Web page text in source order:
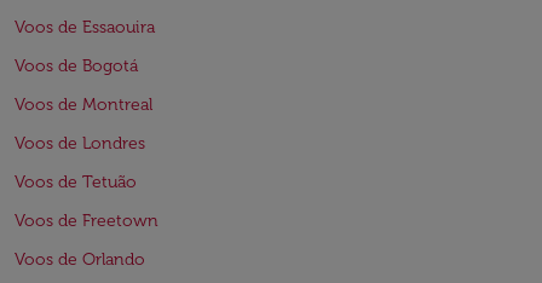
Voos de Essaouira
Voos de Bogotá
Voos de Montreal
Voos de Londres
Voos de Tetuão
Voos de Freetown
Voos de Orlando